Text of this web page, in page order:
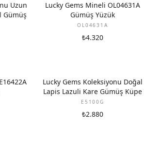
Uzun
Gümüş
Lucky Gems Mineli OL04631A
Gümüş Yüzük
OL04631A
₺4.320
Lucky Gems Koleksiyonu Doğal
Lapis Lazuli Kare Gümüş Küpe
E5100G
₺2.880